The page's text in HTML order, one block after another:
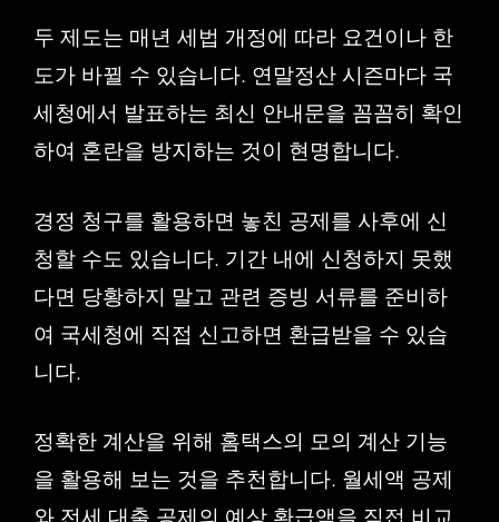
두 제도는 매년 세법 개정에 따라 요건이나 한
도가 바뀔 수 있습니다. 연말정산 시즌마다 국
세청에서 발표하는 최신 안내문을 꼼꼼히 확인
하여 혼란을 방지하는 것이 현명합니다.
경정 청구를 활용하면 놓친 공제를 사후에 신
청할 수도 있습니다. 기간 내에 신청하지 못했
다면 당황하지 말고 관련 증빙 서류를 준비하
여 국세청에 직접 신고하면 환급받을 수 있습
니다.
정확한 계산을 위해 홈택스의 모의 계산 기능
을 활용해 보는 것을 추천합니다. 월세액 공제